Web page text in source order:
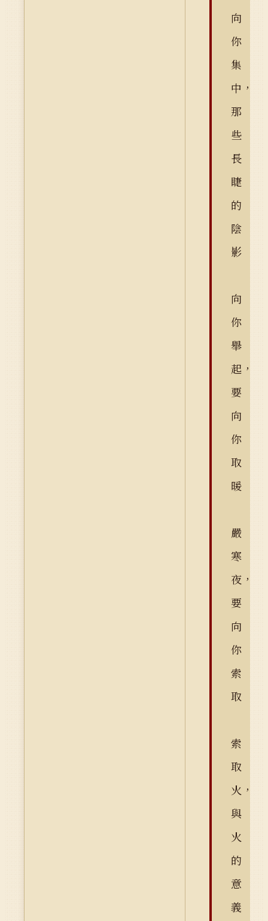
向
你
集
中，
那
些
長
睫
的
陰
影
向
你
舉
起，
要
向
你
取
暖
嚴
寒
夜，
要
向
你
索
取
索
取
火，
與
火
的
意
義